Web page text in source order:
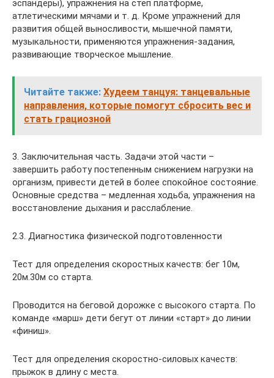
эспандеры), упражнения на степ платформе,
атлетическими мячами и т. д. Кроме упражнений для
развития общей выносливости, мышечной памяти,
музыкальности, применяются упражнения-задания,
развивающие творческое мышление.
Читайте также: Худеем танцуя: танцевальные
направления, которые помогут сбросить вес и
стать грациозной
3. Заключительная часть. Задачи этой части –
завершить работу постепенным снижением нагрузки на
организм, привести детей в более спокойное состояние.
Основные средства – медленная ходьба, упражнения на
восстановление дыхания и расслабление.
2.3. Диагностика физической подготовленности
Тест для определения скоростных качеств: бег 10м,
20м.30м со старта.
Проводится на беговой дорожке с высокого старта. По
команде «марш» дети бегут от линии «старт» до линии
«финиш».
Тест для определения скоростно-силовых качеств:
прыжок в длину с места.